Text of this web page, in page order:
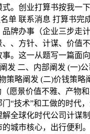
。创业打算书按我
单 联系消息 打算书
牌办事（企业三步
、方针、计谋、价值
。这一从题写一篇
发 二、内部阐发 (一)
策略阐发 (二)价钱策
愿景价值不雅、产物
“技术”和工做的时
全球化时代公司计
城市核心，出行便